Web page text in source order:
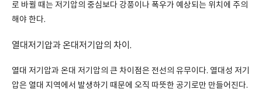
로 바뀔 때는 저기압의 중심보다 강풍이나 폭우가 예상되는 위치에 주의
해야 한다.
열대저기압과 온대저기압의 차이.
열대 저기압과 온대 저기압의 큰 차이점은 전선의 유무이다. 열대성 저기
압은 열대 지역에서 발생하기 때문에 오직 따뜻한 공기로만 만들어진다.